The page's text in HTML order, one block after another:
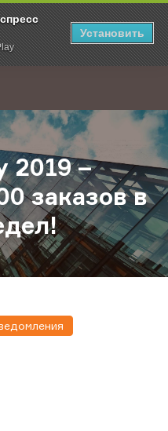
Установить
К Новому году 2019 – готовы,
2019 –
заказов в